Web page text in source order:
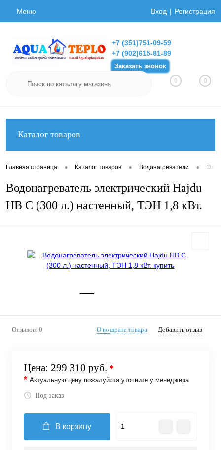
Меню Вход Регистрация
+7 (351)751-09-59
+7 (902)615-81-89
Заказать звонок
0 0
Каталог товаров
Главная страница • Каталог товаров • Водонагреватели •
Водонагреватель электрический Hajdu
HB C (300 л.) настенный, ТЭН 1,8 кВт.
Отзывов: 0 О возврате товара Добавить отзыв
Цена: 299 310 руб. *
* Актуальную цену пожалуйста уточните у менеджера
Под заказ
В корзину